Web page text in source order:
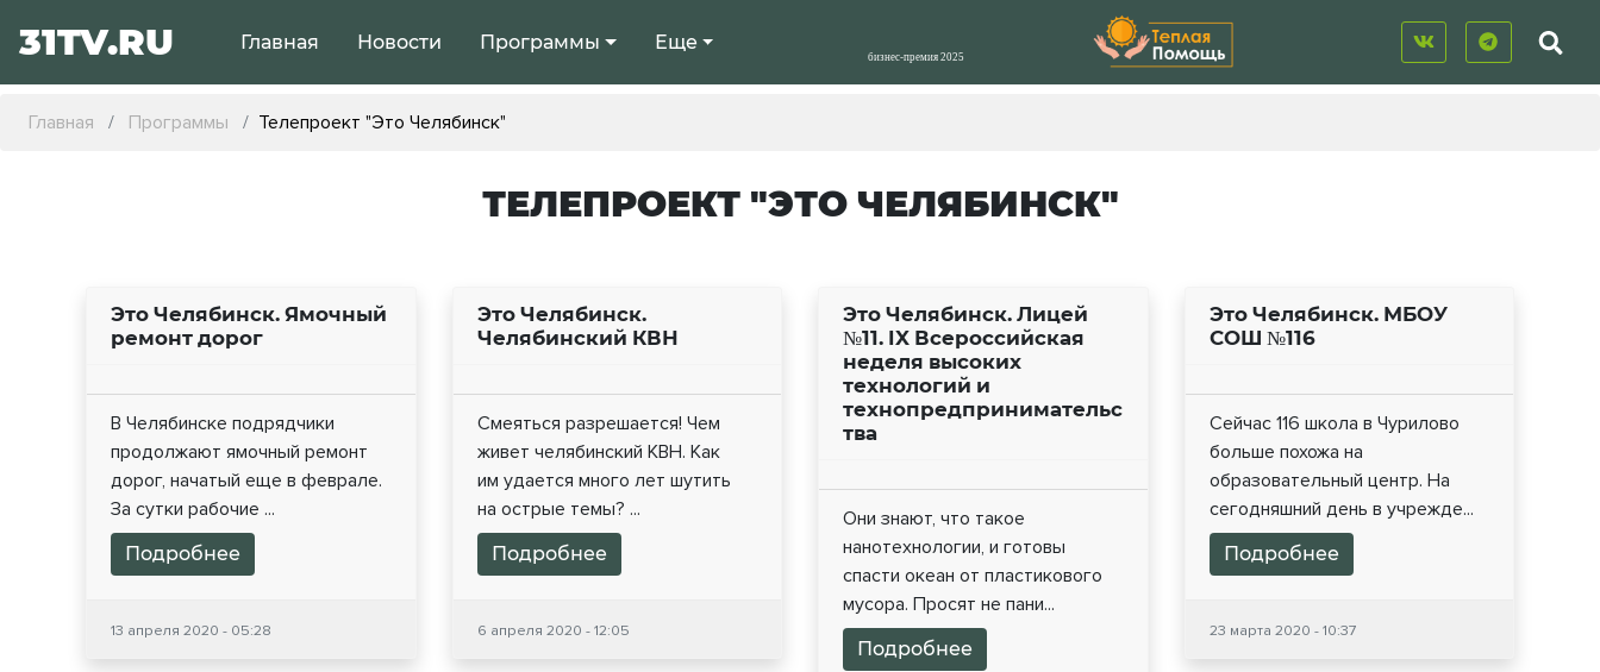
31TV.RU Главная Новости Программы Еще
Главная Программы Телепроект "Это Челябинск"
ТЕЛЕПРОЕКТ "ЭТО ЧЕЛЯБИНСК"
Это Челябинск. Ямочный
ремонт дорог
В Челябинске подрядчики
продолжают ямочный ремонт
дорог, начатый еще в феврале.
За сутки рабочие ...
Подробнее
13 апреля 2020 - 05:28
Это Челябинск.
Челябинский КВН
Смеяться разрешается! Чем
живет челябинский КВН. Как
им удается много лет шутить
на острые темы? ...
Подробнее
6 апреля 2020 - 12:05
Это Челябинск. Лицей
№11. IX Всероссийская
неделя высоких
технологий и
технопредпринимательс
тва
Они знают, что такое
нанотехнологии, и готовы
спасти океан от пластикового
мусора. Просят не пани...
Подробнее
Это Челябинск. МБОУ
СОШ №116
Сейчас 116 школа в Чурилово
больше похожа на
образовательный центр. На
сегодняшний день в учрежде...
Подробнее
23 марта 2020 - 10:37